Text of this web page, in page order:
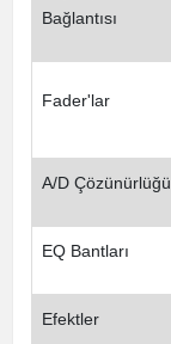
Bağlantısı
Fader'lar
A/D Çözünürlüğü
EQ Bantları
Efektler